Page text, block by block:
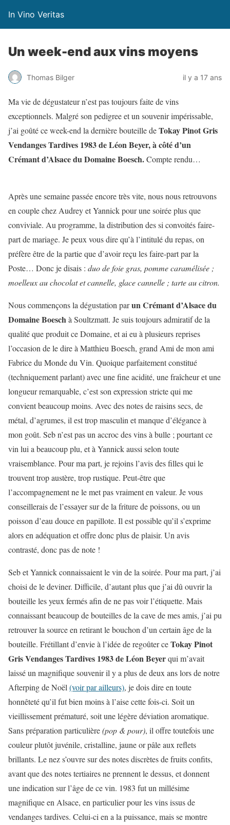
In Vino Veritas
Un week-end aux vins moyens
Thomas Bilger il y a 17 ans
Ma vie de dégustateur n’est pas toujours faite de vins
exceptionnels. Malgré son pedigree et un souvenir impérissable,
j’ai goûté ce week-end la dernière bouteille deTokay Pinot Gris
Vendanges Tardives 1983 de Léon Beyer, à côté d’un
Crémant d’Alsace du Domaine Boesch.Compte rendu…
Après une semaine passée encore très vite, nous nous retrouvons
en couple chez Audrey et Yannick pour une soirée plus que
conviviale. Au programme, la distribution des si convoités faire-
part de mariage. Je peux vous dire qu’à l’intitulé du repas, on
préfère être de la partie que d’avoir reçu les faire-part par la
Poste… Donc je disais : duo de foie gras, pomme caramélisée ;
moelleux au chocolat et cannelle, glace cannelle ; tarte au citron.
Nous commençons la dégustation parun Crémant d’Alsace du
Domaine Boeschà Soultzmatt. Je suis toujours admiratif de la
qualité que produit ce Domaine, et ai eu à plusieurs reprises
l’occasion de le dire à Matthieu Boesch, grand Ami de mon ami
Fabrice du Monde du Vin. Quoique parfaitement constitué
(techniquement parlant) avec une fine acidité, une fraîcheur et une
longueur remarquable, c’est son expression stricte qui me
convient beaucoup moins. Avec des notes de raisins secs, de
métal, d’agrumes, il est trop masculin et manque d’élégance à
mon goût. Seb n’est pas un accroc des vins à bulle ; pourtant ce
vin lui a beaucoup plu, et à Yannick aussi selon toute
vraisemblance. Pour ma part, je rejoins l’avis des filles qui le
trouvent trop austère, trop rustique. Peut-être que
l’accompagnement ne le met pas vraiment en valeur. Je vous
conseillerais de l’essayer sur de la friture de poissons, ou un
poisson d’eau douce en papillote. Il est possible qu’il s’exprime
alors en adéquation et offre donc plus de plaisir. Un avis
contrasté, donc pas de note !
Seb et Yannick connaissaient le vin de la soirée. Pour ma part, j’ai
choisi de le deviner. Difficile, d’autant plus que j’ai dû ouvrir la
bouteille les yeux fermés afin de ne pas voir l’étiquette. Mais
connaissant beaucoup de bouteilles de la cave de mes amis, j’ai pu
retrouver la source en retirant le bouchon d’un certain âge de la
bouteille. Frétillant d’envie à l’idée de regoûter ceTokay Pinot
Gris Vendanges Tardives 1983 de Léon Beyerqui m’avait
laissé un magnifique souvenir il y a plus de deux ans lors de notre
Afterping de Noël (voir par ailleurs), je dois dire en toute
honnêteté qu’il fut bien moins à l’aise cette fois-ci. Soit un
vieillissement prématuré, soit une légère déviation aromatique.
Sans préparation particulière(pop & pour), il offre toutefois une
couleur plutôt juvénile, cristalline, jaune or pâle aux reflets
brillants. Le nez s’ouvre sur des notes discrètes de fruits confits,
avant que des notes tertiaires ne prennent le dessus, et donnent
une indication sur l’âge de ce vin. 1983 fut un millésime
magnifique en Alsace, en particulier pour les vins issus de
vendanges tardives. Celui-ci en a la puissance, mais se montre